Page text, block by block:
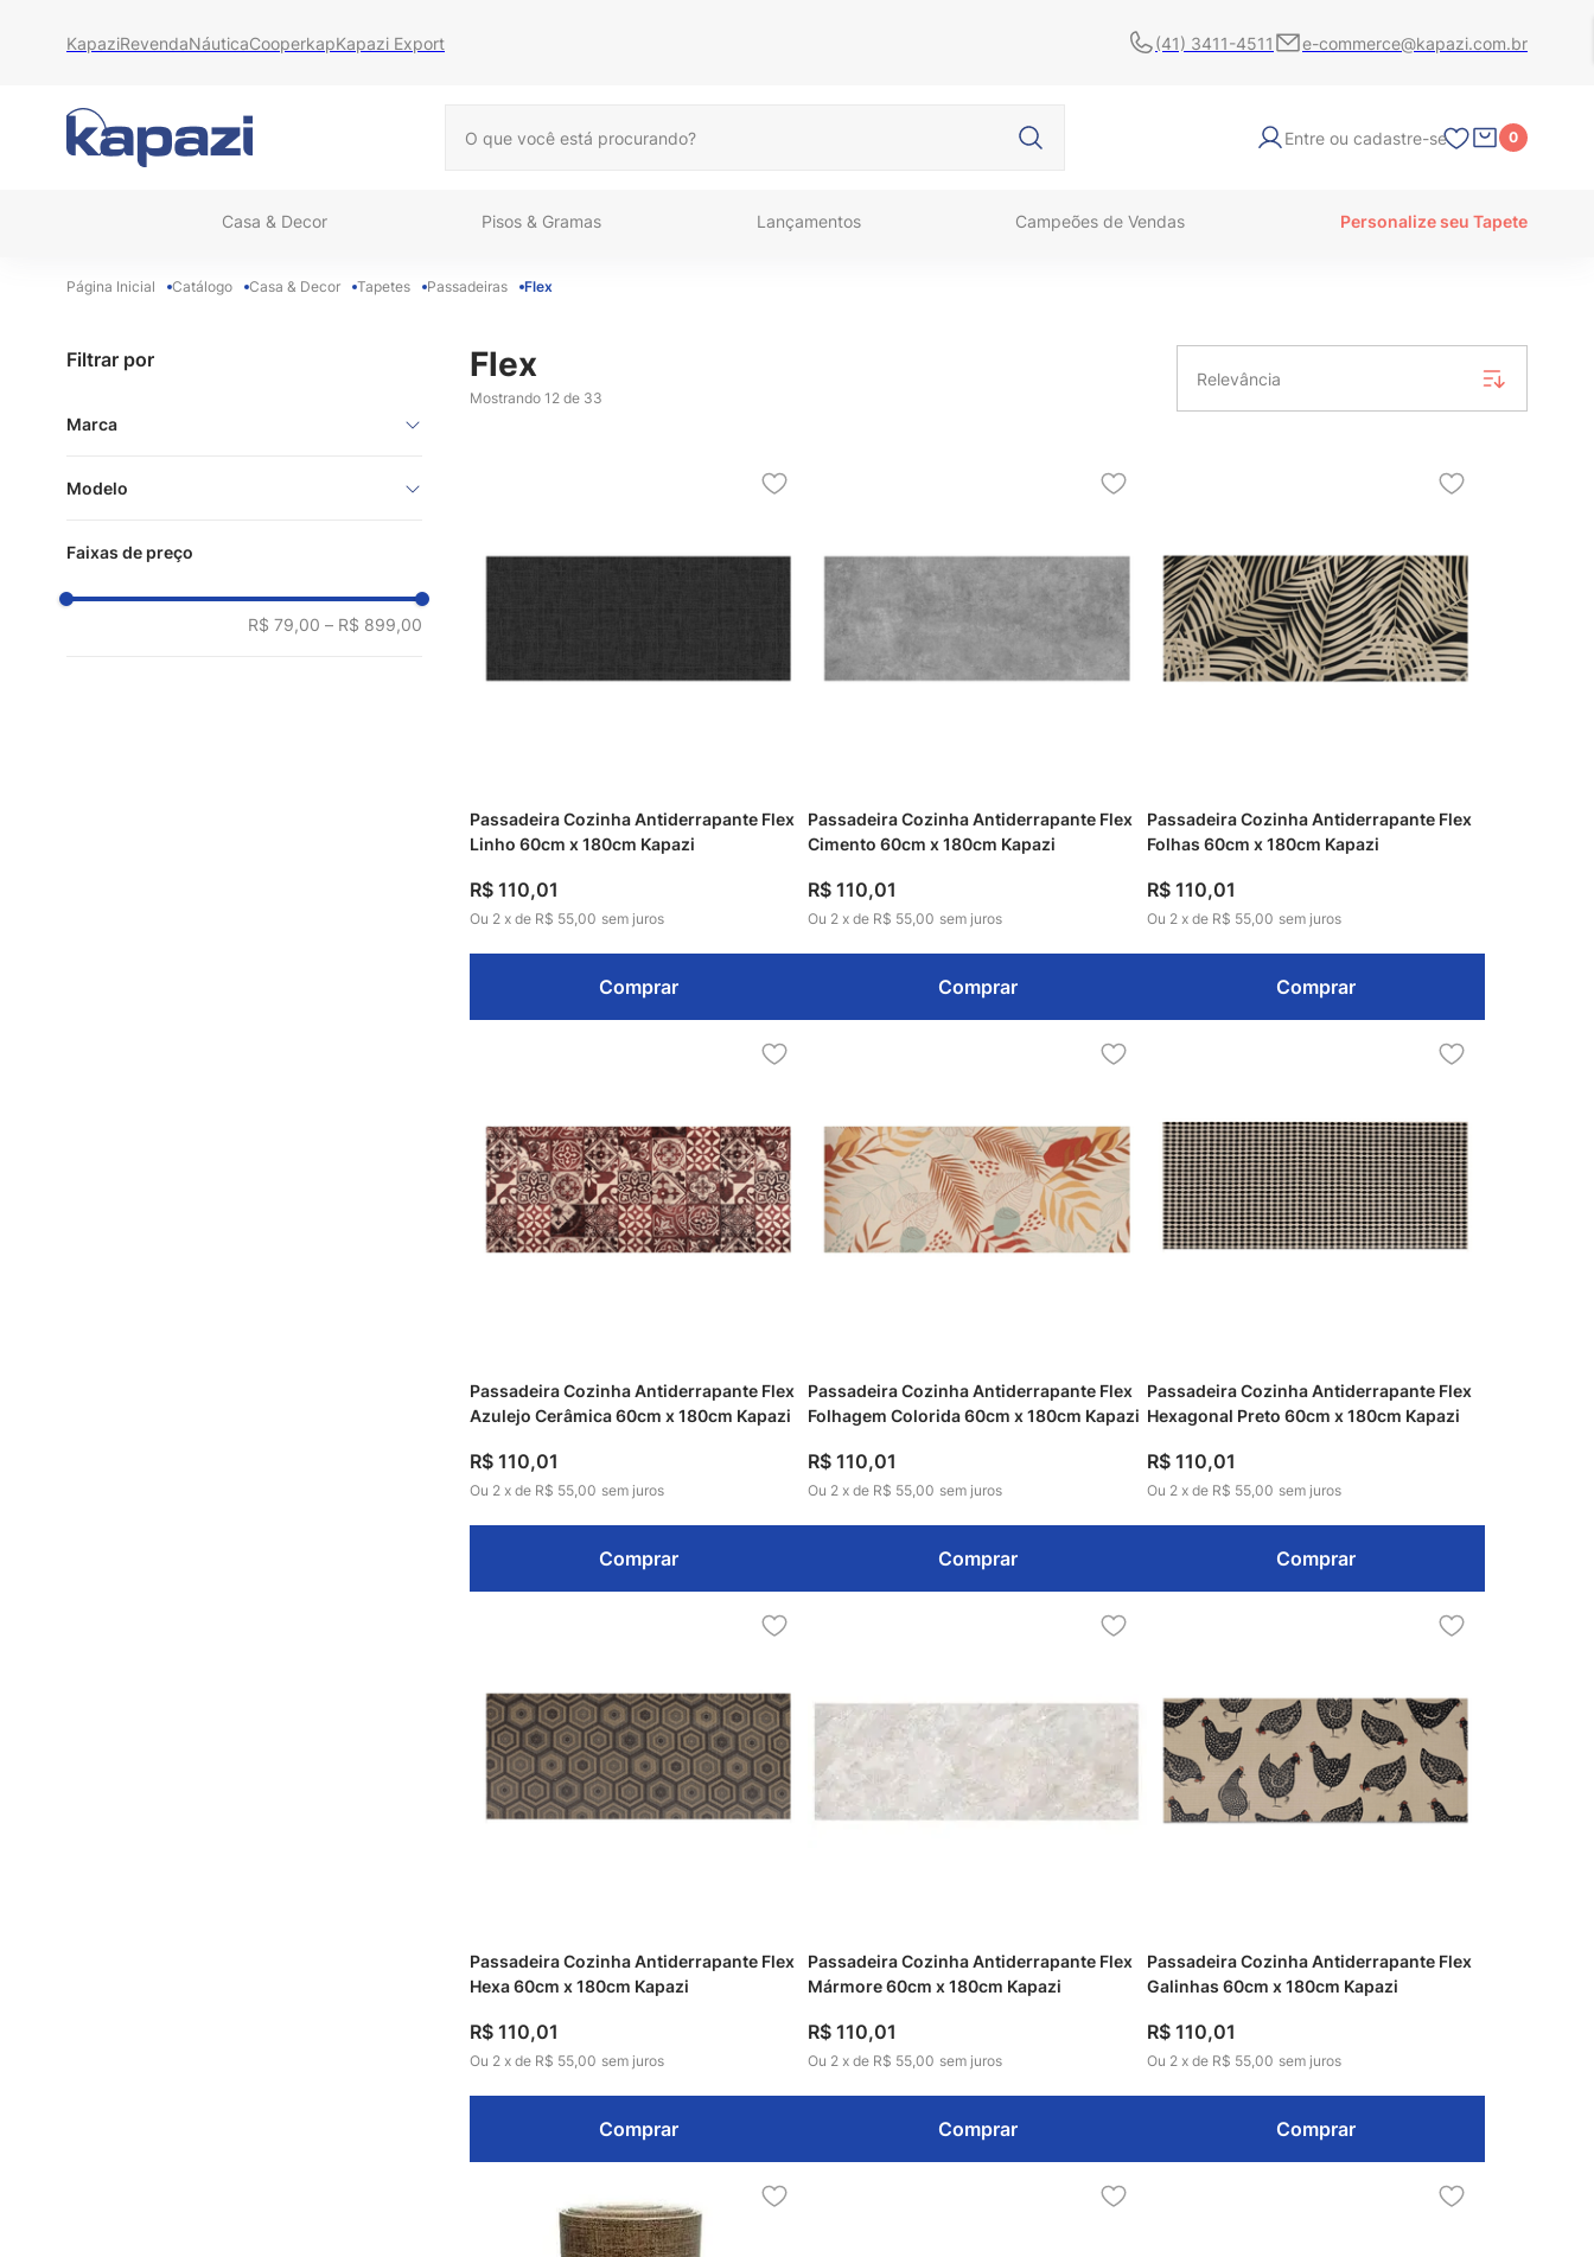
KapaziRevendaNáuticaCooperkapKapazi Export (41) 3411-4511 e-commerce@kapazi.com.br
Entre ou cadastre-se 0
Casa & Decor Pisos & Gramas Lançamentos Campeões de Vendas Personalize seu Tapete
Catálogo Casa & Decor Tapetes Passadeiras Flex
Filtrar por
Marca
Modelo
Faixas de preço
R$ 79,00 – R$ 899,00
Flex
Mostrando 12 de 33
Relevância
Passadeira Cozinha Antiderrapante Flex
Linho 60cm x 180cm Kapazi
R$ 110,01
Ou 2 x de R$ 55,00 sem juros
Comprar
Passadeira Cozinha Antiderrapante Flex
Cimento 60cm x 180cm Kapazi
R$ 110,01
Ou 2 x de R$ 55,00 sem juros
Comprar
Passadeira Cozinha Antiderrapante Flex
Folhas 60cm x 180cm Kapazi
R$ 110,01
Ou 2 xde R$ 55,00 sem juros
Comprar
Passadeira Cozinha Antiderrapante Flex
Azulejo Cerâmica 60cm x 180cm Kapazi
R$ 110,01
Ou 2 x de R$ 55,00 sem juros
Comprar
Passadeira Cozinha Antiderrapante Flex
Folhagem Colorida 60cm x 180cm Kapazi
R$ 110,01
Ou 2 x de R$ 55,00 sem juros
Comprar
Passadeira Cozinha Antiderrapante Flex
Hexagonal Preto 60cm x 180cm Kapazi
R$ 110,01
Ou 2 xde R$ 55,00 sem juros
Comprar
Passadeira Cozinha Antiderrapante Flex
Hexa 60cm x 180cm Kapazi
R$ 110,01
Ou 2 x de R$ 55,00 sem juros
Comprar
Passadeira Cozinha Antiderrapante Flex
Mármore 60cm x 180cm Kapazi
R$ 110,01
Ou 2 x de R$ 55,00 sem juros
Comprar
Passadeira Cozinha Antiderrapante Flex
Galinhas 60cm x 180cm Kapazi
R$ 110,01
Ou 2 xde R$ 55,00 sem juros
Comprar